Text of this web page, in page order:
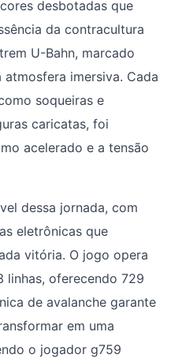
desbotadas que
da contracultura
U-Bahn, marcado
imersiva. Cada
soqueiras e
caricatas, foi
acelerado e a tensão
dessa jornada, com
eletrônicas que
vitória. O jogo opera
linhas, oferecendo 729
de avalanche garante
em uma
o jogador g759